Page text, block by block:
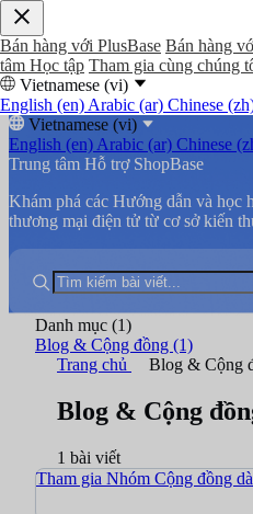
Bán hàng với PlusBase Bán hàng
tâm Học tập Tham gia cùng chúng
Vietnamese (vi)
English (en) Arabic (ar) Chinese
Vietnamese (vi)
English (en) Arabic (ar) Chinese
Trung tâm Hỗ trợ ShopBase
Khám phá các Hướng dẫn và học
thương mại điện tử từ cơ sở kiến
Danh mục (1)
Blog & Cộng đồng (1)
Trang chủ
Blog & Cộng
Blog & Cộng
1 bài viết
Tham gia Nhóm Cộng đồng